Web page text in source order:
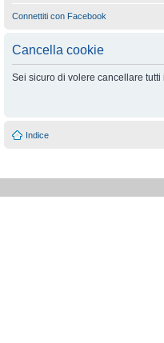
Connettiti con Facebook
Cancella cookie
Sei sicuro di volere cancellare
Indice